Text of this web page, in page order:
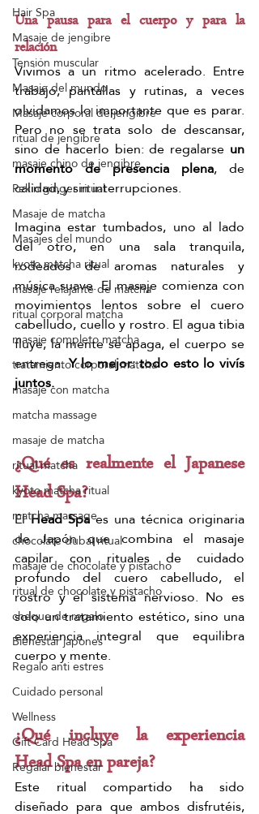
Hair Spa
Masaje de jengibre
Tensión muscular
Masaje del mundo
Masaje corporal de jengibre
ritual de jengibre
masaje chino de jengibre
Pekín ginger ritual
Masaje de matcha
Masajes del mundo
kyoto matcha ritual
masaje relajante de matcha
ritual corporal matcha
masaje completo matcha
tratamiento corporal matcha
masaje con matcha
matcha massage
masaje de matcha
ritual matcha
kyoto matcha ritual
matcha massage
chocolate dubai ritual
masaje de chocolate y pistacho
ritual de chocolate y pistacho
cheque de regalo
Bienestar japones
Regalo anti estres
Cuidado personal
Wellness
Gift Card Head Spa
Regalar bienestar
Una pausa para el cuerpo y para la
relación
Vivimos a un ritmo acelerado. Entre
trabajo, pantallas y rutinas, a veces
olvidamos lo importante que es parar.
Pero no se trata solo de descansar,
sino de hacerlo bien: de regalarse un
momento de presencia plena, de
calidad, y sin interrupciones.
Imagina estar tumbados, uno al lado
del otro, en una sala tranquila,
rodeados de aromas naturales y
música suave. El masaje comienza con
movimientos lentos sobre el cuero
cabelludo, cuello y rostro. El agua tibia
fluye, la mente se apaga, el cuerpo se
entrega. Y lo mejor: todo esto lo vivís
juntos.
¿Qué es realmente el Japanese
Head Spa?
El Head Spa es una técnica originaria
de Japón que combina el masaje
capilar con rituales de cuidado
profundo del cuero cabelludo, el
rostro y el sistema nervioso. No es
solo un tratamiento estético, sino una
experiencia integral que equilibra
cuerpo y mente.
¿Qué incluye la experiencia
Head Spa en pareja?
Este ritual compartido ha sido
diseñado para que ambos disfrutéis,